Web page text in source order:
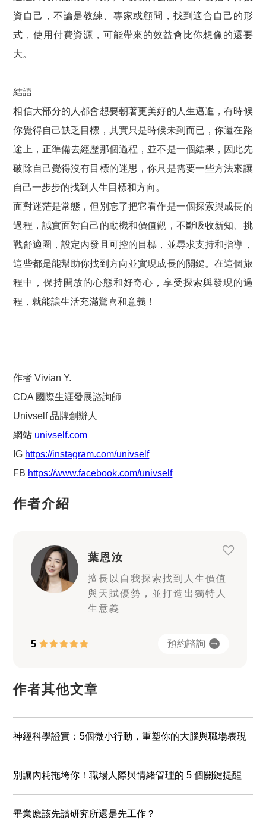
資自己，不論是教練、專家或顧問，找到適合自己的形
式，使用付費資源，可能帶來的效益會比你想像的還要
大。
結語
相信大部分的人都會想要朝著更美好的人生邁進，有時候
你覺得自己缺乏目標，其實只是時候未到而已，你還在路
途上，正準備去經歷那個過程，並不是一個結果，因此先
破除自己覺得沒有目標的迷思，你只是需要一些方法來讓
自己一步步的找到人生目標和方向。
面對迷茫是常態，但別忘了把它看作是一個探索與成長的
過程，誠實面對自己的動機和價值觀，不斷吸收新知、挑
戰舒適圈，設定內發且可控的目標，並尋求支持和指導，
這些都是能幫助你找到方向並實現成長的關鍵。在這個旅
程中，保持開放的心態和好奇心，享受探索與發現的過
程，就能讓生活充滿驚喜和意義！
作者 Vivian Y.
CDA 國際生涯發展諮詢師
Univself 品牌創辦人
網站 univself.com
IG https://instagram.com/univself
FB https://www.facebook.com/univself
作者介紹
葉恩汝
擅長以自我探索找到人生價值
與天賦優勢，並打造出獨特人
生意義
5 預約諮詢
作者其他文章
神經科學證實：5個微小行動，重塑你的大腦與職場表現
別讓內耗拖垮你！職場人際與情緒管理的 5 個關鍵提醒
畢業應該先讀研究所還是先工作？